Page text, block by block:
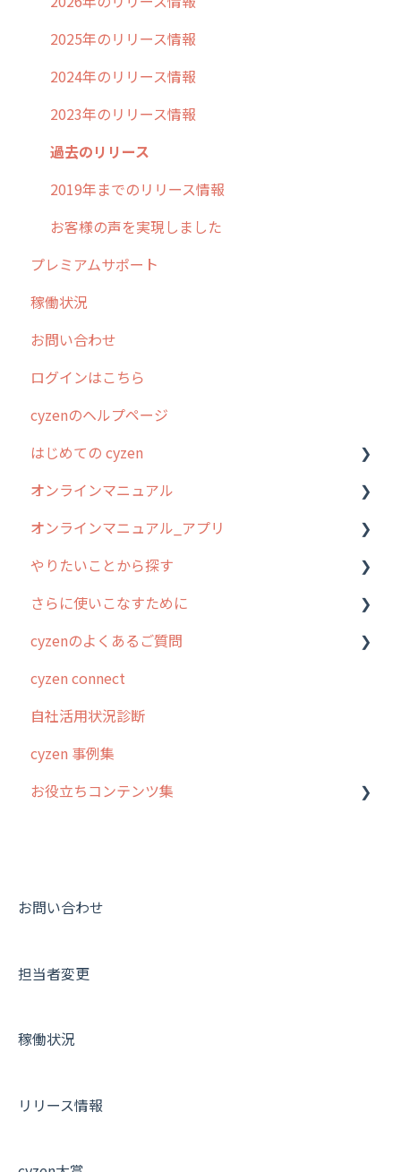
2025年のリリース情報
2024年のリリース情報
2023年のリリース情報
過去のリリース
2019年までのリリース情報
お客様の声を実現しました
プレミアムサポート
稼働状況
お問い合わせ
ログインはこちら
cyzenのヘルプページ
はじめての cyzen
0. はじめてのcyzenの使い方
1. cyzenについて知ろう
2. 主要機能の概要
3. cyzenの位置情報取得について
4. cyzen利用前の準備：システム管理者編
5. 基本的な使い方：システム管理者編
6. 基本的な使い方：ユーザー編
7. 初心者向けよくある質問集
8. 用語集
【業界業種別】cyzen設定方法
オンラインマニュアル
管理サイトの使い始め
ユーザー・グループ管理
行動管理
予定管理
スポット
ステータス・主観
報告書・行動種別
勤怠管理
帳票出力
商品
オンラインマニュアル_アプリ
アプリの使い始め
ホーム画面
スポット
報告閲覧
予定
日報
履歴
パフォーマンス
お知らせ
やりたいことから探す
行動管理
勤怠管理
予定管理
スポット
ステータス・主観
報告書・行動種別
活動通知
商品
さらに使いこなすために
はじめに
スポット・ステータス関連オプション
交通費自動計算
安全走行支援
写真管理・高画質化
その他オプション
契約・その他
cyzenのよくあるご質問
ログインについて
グループ・ユーザーについて
GPS・位置情報 について
ルート自動記録 について
報告書について
メンバー画面について
その他よくある質問
cyzen connect
自社活用状況診断
cyzen 事例集
お役立ちコンテンツ集
動画集：共通
お問い合わせ
担当者変更
稼働状況
リリース情報